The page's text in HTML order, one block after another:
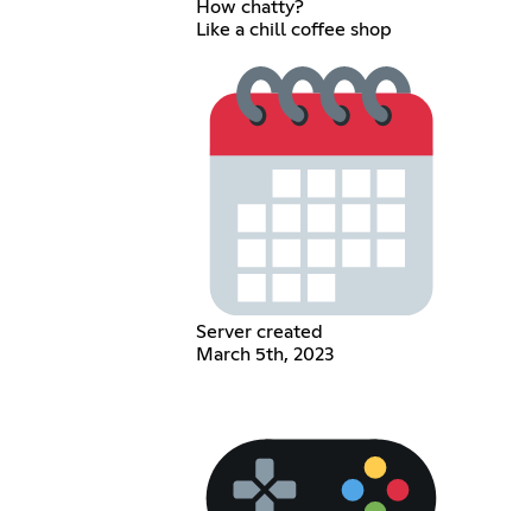
How chatty?
Like a chill coffee shop
Server created
March 5th, 2023